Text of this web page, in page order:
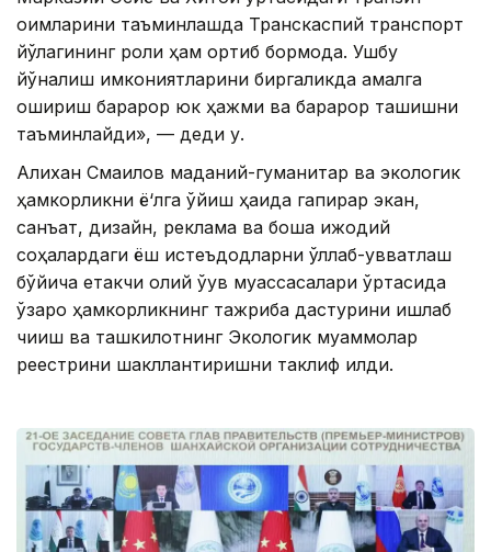
оқимларини таъминлашда Транскаспий транспорт
йўлагининг роли ҳам ортиб бормоқда. Ушбу
йўналиш имкониятларини биргаликда амалга
ошириш барқарор юк ҳажми ва барқарор ташишни
таъминлайди», — деди у.
Алихан Смаилов маданий-гуманитар ва экологик
ҳамкорликни ё‘лга қўйиш ҳақида гапирар экан,
санъат, дизайн, реклама ва бошқа ижодий
соҳалардаги ёш истеъдодларни қўллаб-қувватлаш
бўйича етакчи олий ўқув муассасалари ўртасида
ўзаро ҳамкорликнинг тажриба дастурини ишлаб
чиқиш ва ташкилотнинг Экологик муаммолар
реестрини шакллантиришни таклиф қилди.